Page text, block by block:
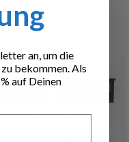
an, um die
bekommen. Als
auf Deinen